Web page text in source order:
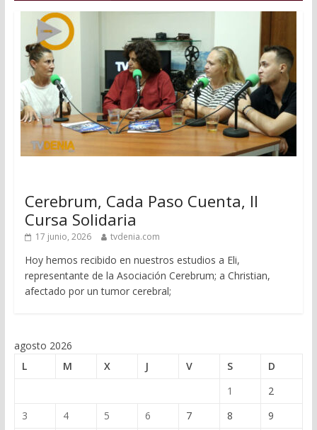
Cerebrum, Cada Paso Cuenta, II
Cursa Solidaria
17 junio, 2026 tvdenia.com
Hoy hemos recibido en nuestros estudios a Eli,
representante de la Asociación Cerebrum; a Christian,
afectado por un tumor cerebral;
agosto 2026
L
M X J V S
D
1
2
3
4 5 6 7 8
9